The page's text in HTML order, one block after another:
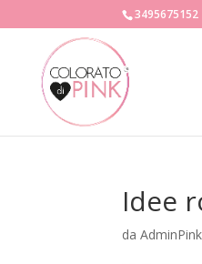
3495675152
Idee
daAdminPink